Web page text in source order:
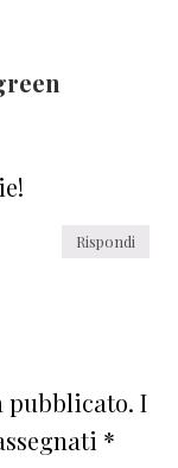
Rispondi
pubblicato. I
*